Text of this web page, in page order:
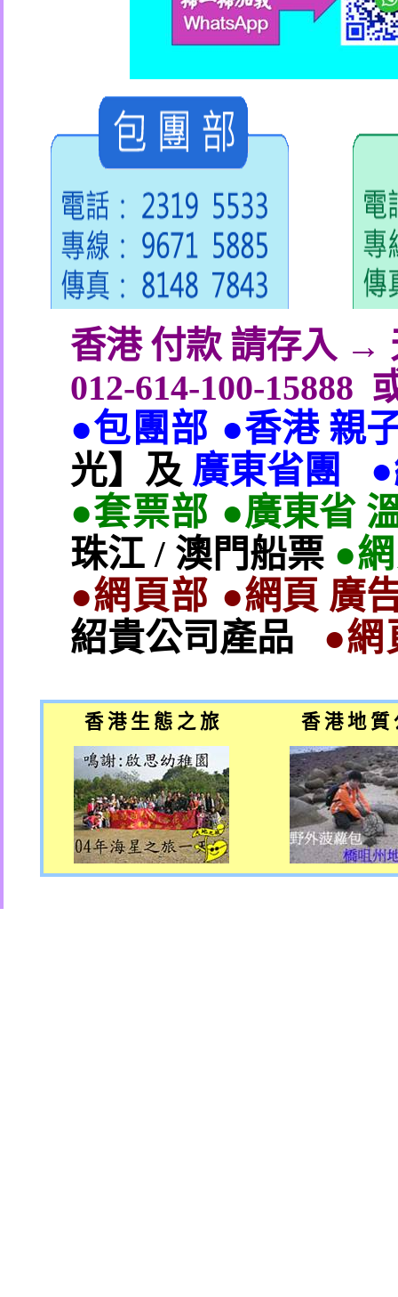
香港 付款 請存入 →
012-614-100-15888
●包團部 ●香港 親
光】及 廣東省團
●套票部 ●廣東省
珠江/ 澳門船票 ●
●網頁部 ●網頁 廣
紹貴公司產品
●網
香 港 生 態 之 旅 香 港 地 質